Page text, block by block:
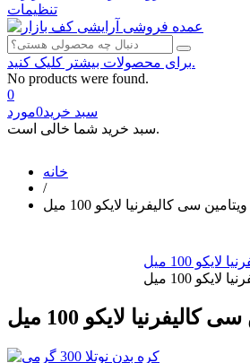
تنظیمات
برای محصولات بیشتر کلیک کنید.
No products were found.
0
سبد خرید0مورد
سبد خرید شما خالی است.
خانه
/
سی کالیفرنیا لایکو 100 میل
لایکو 100 میل